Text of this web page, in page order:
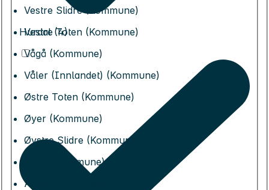
Vestre Slidre (Kommune)
Vestre Toten (Kommune)
Vågå (Kommune)
Våler (Innlandet) (Kommune)
Østre Toten (Kommune)
Øyer (Kommune)
Øystre Slidre (Kommune)
Åmot (Kommune)
Åsnes (Kommune)
Hurdal (4)